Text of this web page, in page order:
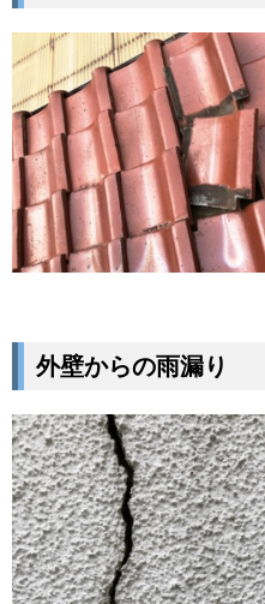
外壁からの雨漏り